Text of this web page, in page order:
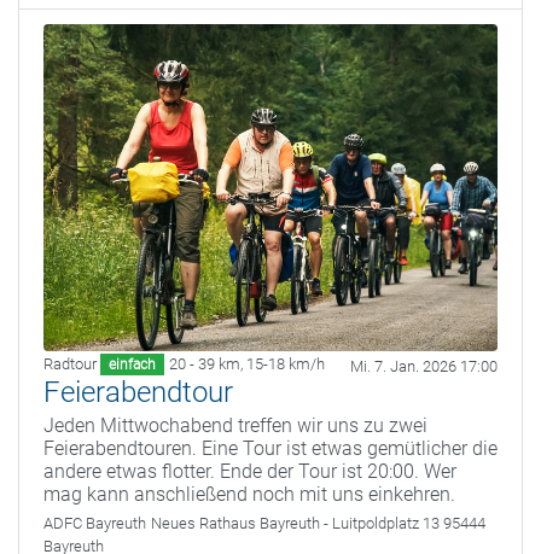
Radtour einfach 20 - 39 km, 15-18 km/h Mi. 7. Jan. 2026 17:00
Feierabendtour
Jeden Mittwochabend treffen wir uns zu zwei
Feierabendtouren. Eine Tour ist etwas gemütlicher die
andere etwas flotter. Ende der Tour ist 20:00. Wer
mag kann anschließend noch mit uns einkehren.
ADFC Bayreuth Neues Rathaus Bayreuth - Luitpoldplatz 13 95444
Bayreuth